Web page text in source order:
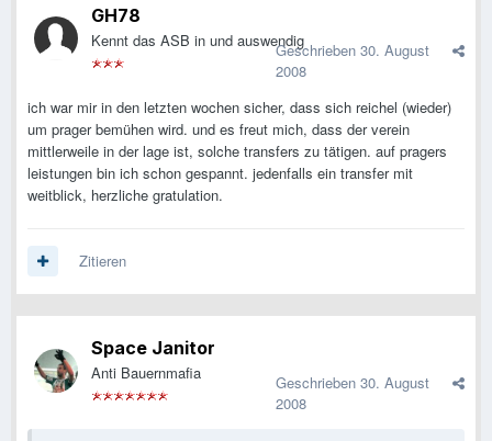
GH78
Kennt das ASB in und auswendigGeschrieben 30. August
2008
ich war mir in den letzten wochen sicher, dass sich reichel (wieder)
um prager bemühen wird. und es freut mich, dass der verein
mittlerweile in der lage ist, solche transfers zu tätigen. auf pragers
leistungen bin ich schon gespannt. jedenfalls ein transfer mit
weitblick, herzliche gratulation.
Zitieren
Space Janitor
Anti Bauernmafia Geschrieben 30. August
2008